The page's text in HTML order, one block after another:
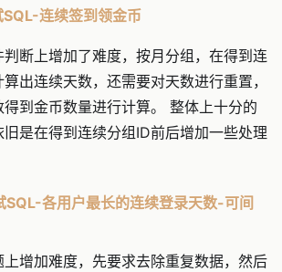
连续签到领金币
断上增加了难度，按月分组，在得到连
出连续天数，还需要对天数进行重置，
到金币数量进行计算。 整体上十分的
是在得到连续分组ID前后增加一些处理
SQL-各用户最长的连续登录天数-可间
增加难度，先要求去除重复数据，然后